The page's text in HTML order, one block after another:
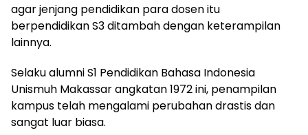
agar jenjang pendidikan para dosen itu
berpendidikan S3 ditambah dengan keterampilan
lainnya.
Selaku alumni S1 Pendidikan Bahasa Indonesia
Unismuh Makassar angkatan 1972 ini, penampilan
kampus telah mengalami perubahan drastis dan
sangat luar biasa.